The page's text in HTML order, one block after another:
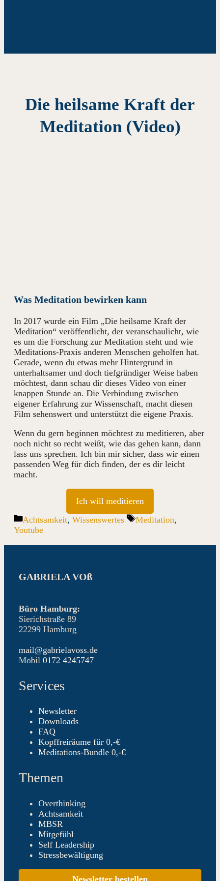
Die heilsame Kraft der
Meditation (Video)
Was Meditation bewirken kann
In 2017 wurde ein Film „Die heilsame Kraft der
Meditation“ veröffentlicht, der veranschaulicht, wie
es um die Forschung zur Meditation steht und wie
Meditations-Praxis anderen Menschen geholfen hat.
Gerade, wenn du etwas mehr Hintergrund in
unterhaltsamer und doch tiefgründiger Weise haben
möchtest, dann schau dir dieses Video von einer
knappen Stunde an. Die Verbindung zwischen
eigener Erfahrung zur Wissenschaft, macht diesen
Film sehenswert und unterstützt die eigene Praxis.
Wenn du gern beginnen möchtest zu meditieren, aber
noch nicht so recht weißt, wie das gehen kann, dann
lass uns sprechen. Ich bin mir sicher, dass wir einen
passenden Weg für dich finden, der es dir leicht
macht.
Ich will meditieren
Kategorien
Achtsamkeit, Wissenswertes Schlagwörter
Meditation,
Youtube
GABRIELA VOß
Büro Hamburg:
Sierichstraße 89
22299 Hamburg
mail@gabrielavoss.de
Mobil 0172 4245747
Services
Newsletter
Downloads
FAQ
Kopffreiräume für 0,-€
Meditations-Bundle 0,-€
Themen
Overthinking
Achtsamkeit
MBSR
Mitgefühl
Self Leadership
Stressbewältigung
Newsletter bestellen